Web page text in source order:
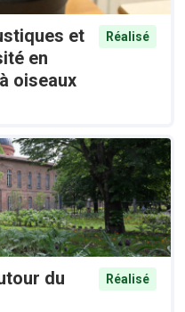
et
en
oiseaux
Réalisé
du
Réalisé